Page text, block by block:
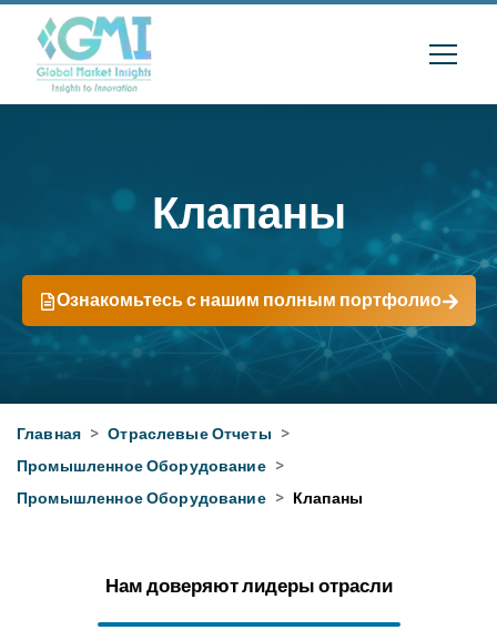
Клапаны
Ознакомьтесь с нашим полным портфолио
Главная > Отраслевые Отчеты >
Промышленное Оборудование >
Промышленное Оборудование > Клапаны
Нам доверяют лидеры отрасли